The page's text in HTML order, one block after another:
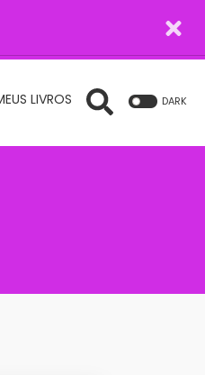
LIVROS DARK